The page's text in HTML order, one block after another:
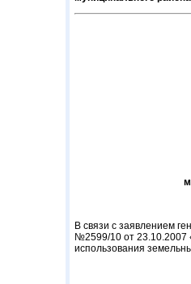
В связи с заявлением
№2599/10 от 23.10.2007
использования